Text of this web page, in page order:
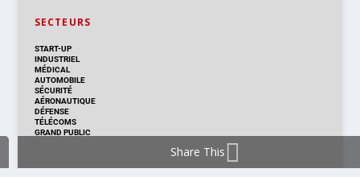
SECTEURS
START-UP
INDUSTRIEL
MÉDICAL
AUTOMOBILE
SÉCURITÉ
AÉRONAUTIQUE
DÉFENSE
TÉLÉCOMS
GRAND PUBLIC
Share This